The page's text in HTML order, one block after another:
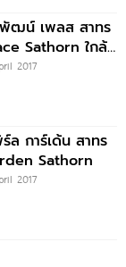
ฒน์ เพลส สาทร
Sathorn ใกล้
ช่องนนทรี
2017
ล การ์เด้น สาทร
Sathorn
2017